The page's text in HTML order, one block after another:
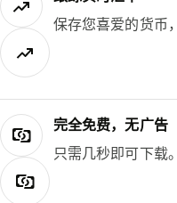
保存您喜爱的货币
完全免费，无广告
只需几秒即可下载